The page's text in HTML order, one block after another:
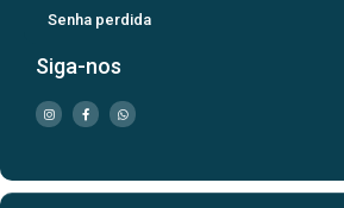
Senha perdida
Siga-nos